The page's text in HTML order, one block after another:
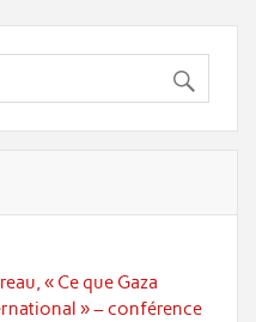
« Ce que Gaza
» – conférence